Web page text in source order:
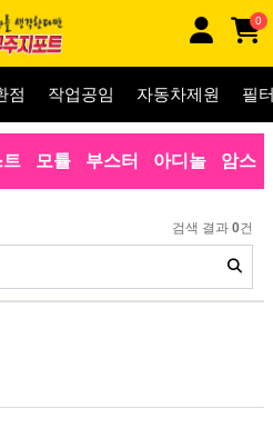
0
점 작업공임 자동차제원 필
트 모튤 부스터 아디놀 암스
검색 결과 0건